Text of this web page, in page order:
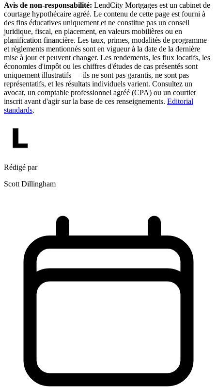
Avis de non-responsabilité: LendCity Mortgages est un cabinet de
courtage hypothécaire agréé. Le contenu de cette page est fourni à
des fins éducatives uniquement et ne constitue pas un conseil
juridique, fiscal, en placement, en valeurs mobilières ou en
planification financière. Les taux, primes, modalités de programme
et règlements mentionnés sont en vigueur à la date de la dernière
mise à jour et peuvent changer. Les rendements, les flux locatifs, les
économies d'impôt ou les chiffres d'études de cas présentés sont
uniquement illustratifs — ils ne sont pas garantis, ne sont pas
représentatifs, et les résultats individuels varient. Consultez un
avocat, un comptable professionnel agréé (CPA) ou un courtier
inscrit avant d'agir sur la base de ces renseignements. Editorial
standards.
Rédigé par
Scott Dillingham